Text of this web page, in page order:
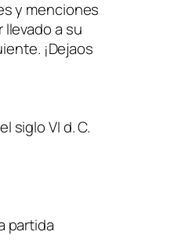
y menciones
a su
¡Dejaos
siglo VI d. C.
partida